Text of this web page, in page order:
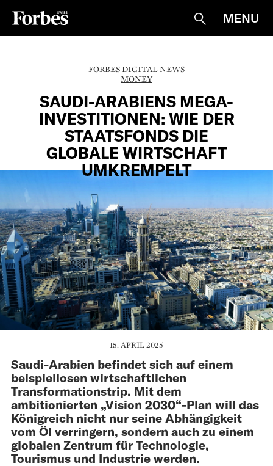
Suche
MENU
FORBES DIGITAL NEWS
MONEY
SAUDI-ARABIENS MEGA-
INVESTITIONEN: WIE DER
STAATSFONDS DIE
GLOBALE WIRTSCHAFT
UMKREMPELT
15. APRIL 2025
Saudi-Arabien befindet sich auf einem
beispiellosen wirtschaftlichen
Transformationstrip. Mit dem
ambitionierten „Vision 2030“-Plan will das
Königreich nicht nur seine Abhängigkeit
vom Öl verringern, sondern auch zu einem
globalen Zentrum für Technologie,
Tourismus und Industrie werden.